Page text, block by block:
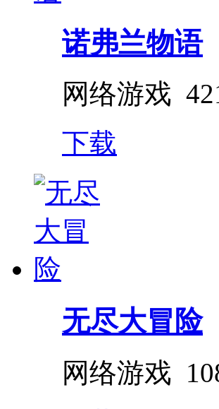
诺弗兰物语
网络游戏
下载
无尽大冒险
网络游戏